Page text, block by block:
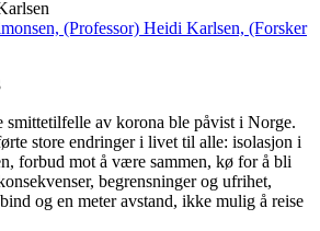
(Professor) Heidi Karlsen, (Forsker
smittetilfelle av korona ble påvist i Norge.
store endringer i livet til alle: isolasjon i
forbud mot å være sammen, kø for å bli
begrensninger og ufrihet,
og en meter avstand, ikke mulig å reise